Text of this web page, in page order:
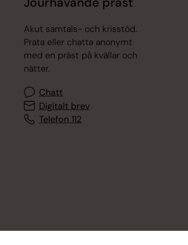
Akut samtals- och krisstöd.
Prata eller chatta anonymt
med en präst på kvällar och
nätter.
Chatt
Digitalt brev
Telefon 112